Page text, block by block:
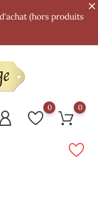
(hors produits
0 0